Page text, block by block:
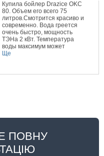
Купила бойлер Drazice OKC
80. Объем его всего 75
литров.Смотрится красиво и
современно. Вода греется
очень быстро, мощность
ТЭНа 2 кВт. Температура
воды максимум может
составлять 80 градусов.
Ще
ПОВНУ